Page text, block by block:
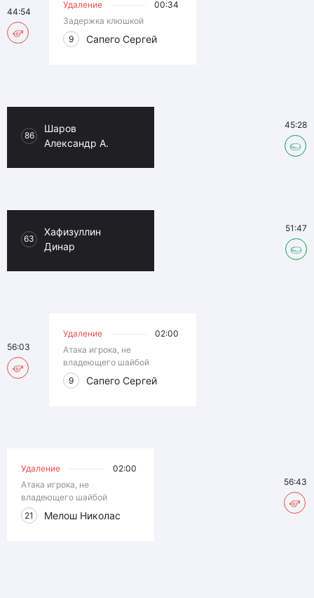
Удаление
00:34
Задержка клюшкой
9
Сапего Сергей
44:54
86
Шаров
Александр А.
45:28
63
Хафизуллин
Динар
51:47
Удаление
02:00
Атака игрока, не
владеющего шайбой
9
Сапего Сергей
56:03
Удаление
02:00
Атака игрока, не
владеющего шайбой
21
Мелош Николас
56:43